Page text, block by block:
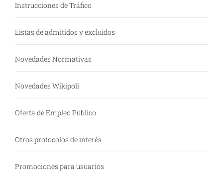
Instrucciones de Tráfico
Listas de admitidos y excluidos
Novedades Normativas
Novedades Wikipoli
Oferta de Empleo Público
Otros protocolos de interés
Promociones para usuarios